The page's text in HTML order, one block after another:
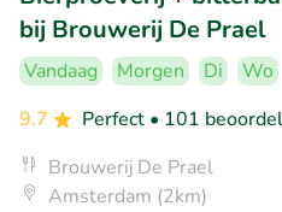
bij Brouwerij De Prael
Vandaag Morgen Di Wo
9.7
Perfect • 101
Brouwerij De Prael
Amsterdam (2km)